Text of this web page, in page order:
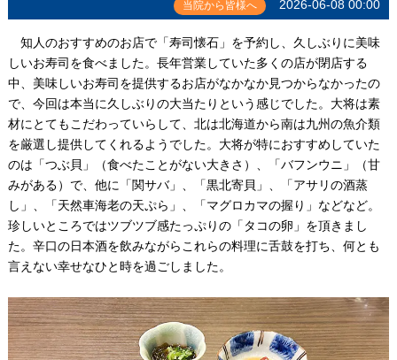
当院から皆様へ 2026-06-08 00:00
知人のおすすめのお店で「寿司懐石」を予約し、久しぶりに美味
しいお寿司を食べました。長年営業していた多くの店が閉店する
中、美味しいお寿司を提供するお店がなかなか見つからなかったの
で、今回は本当に久しぶりの大当たりという感じでした。大将は素
材にとてもこだわっていらして、北は北海道から南は九州の魚介類
を厳選し提供してくれるようでした。大将が特におすすめしていた
のは「つぶ貝」（食べたことがない大きさ）、「バフンウニ」（甘
みがある）で、他に「関サバ」、「黒北寄貝」、「アサリの酒蒸
し」、「天然車海老の天ぷら」、「マグロカマの握り」などなど。
珍しいところではツブツブ感たっぷりの「タコの卵」を頂きまし
た。辛口の日本酒を飲みながらこれらの料理に舌鼓を打ち、何とも
言えない幸せなひと時を過ごしました。